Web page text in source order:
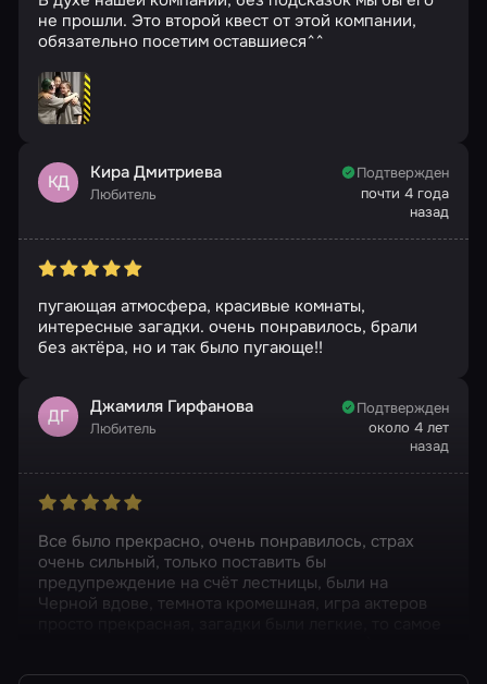
не прошли. Это второй квест от этой компании,
обязательно посетим оставшиеся^^
КД Кира Дмитриева
Любитель
Подтвержден
почти 4 года
назад
пугающая атмосфера, красивые комнаты,
интересные загадки. очень понравилось, брали
без актёра, но и так было пугающе!!
ДГ Джамиля Гирфанова
Любитель
Подтвержден
около 4 лет
назад
Все было прекрасно, очень понравилось, страх
очень сильный, только поставить бы
предупреждение на счёт лестницы, были на
Черной вдове, темнота кромешная, игра актеров